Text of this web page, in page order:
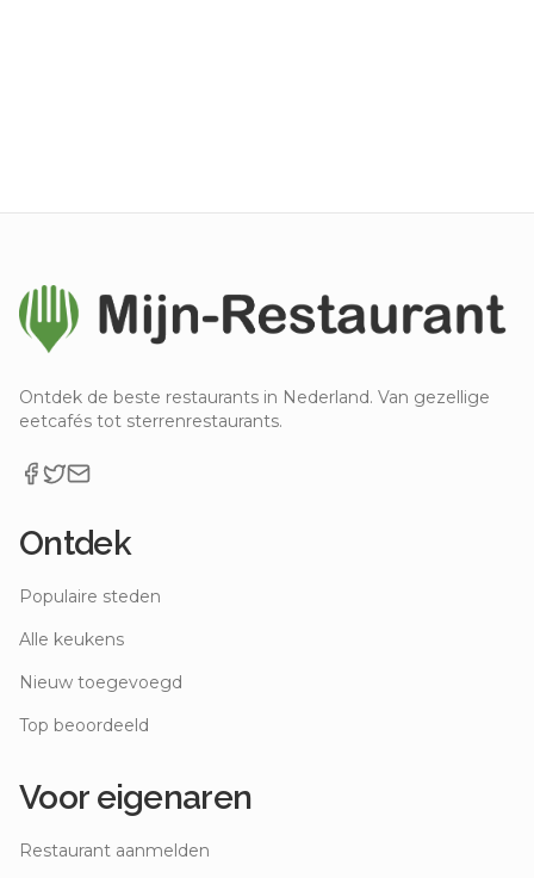
Ontdek de beste restaurants in Nederland. Van gezellige
eetcafés tot sterrenrestaurants.
Ontdek
Populaire steden
Alle keukens
Nieuw toegevoegd
Top beoordeeld
Voor eigenaren
Restaurant aanmelden